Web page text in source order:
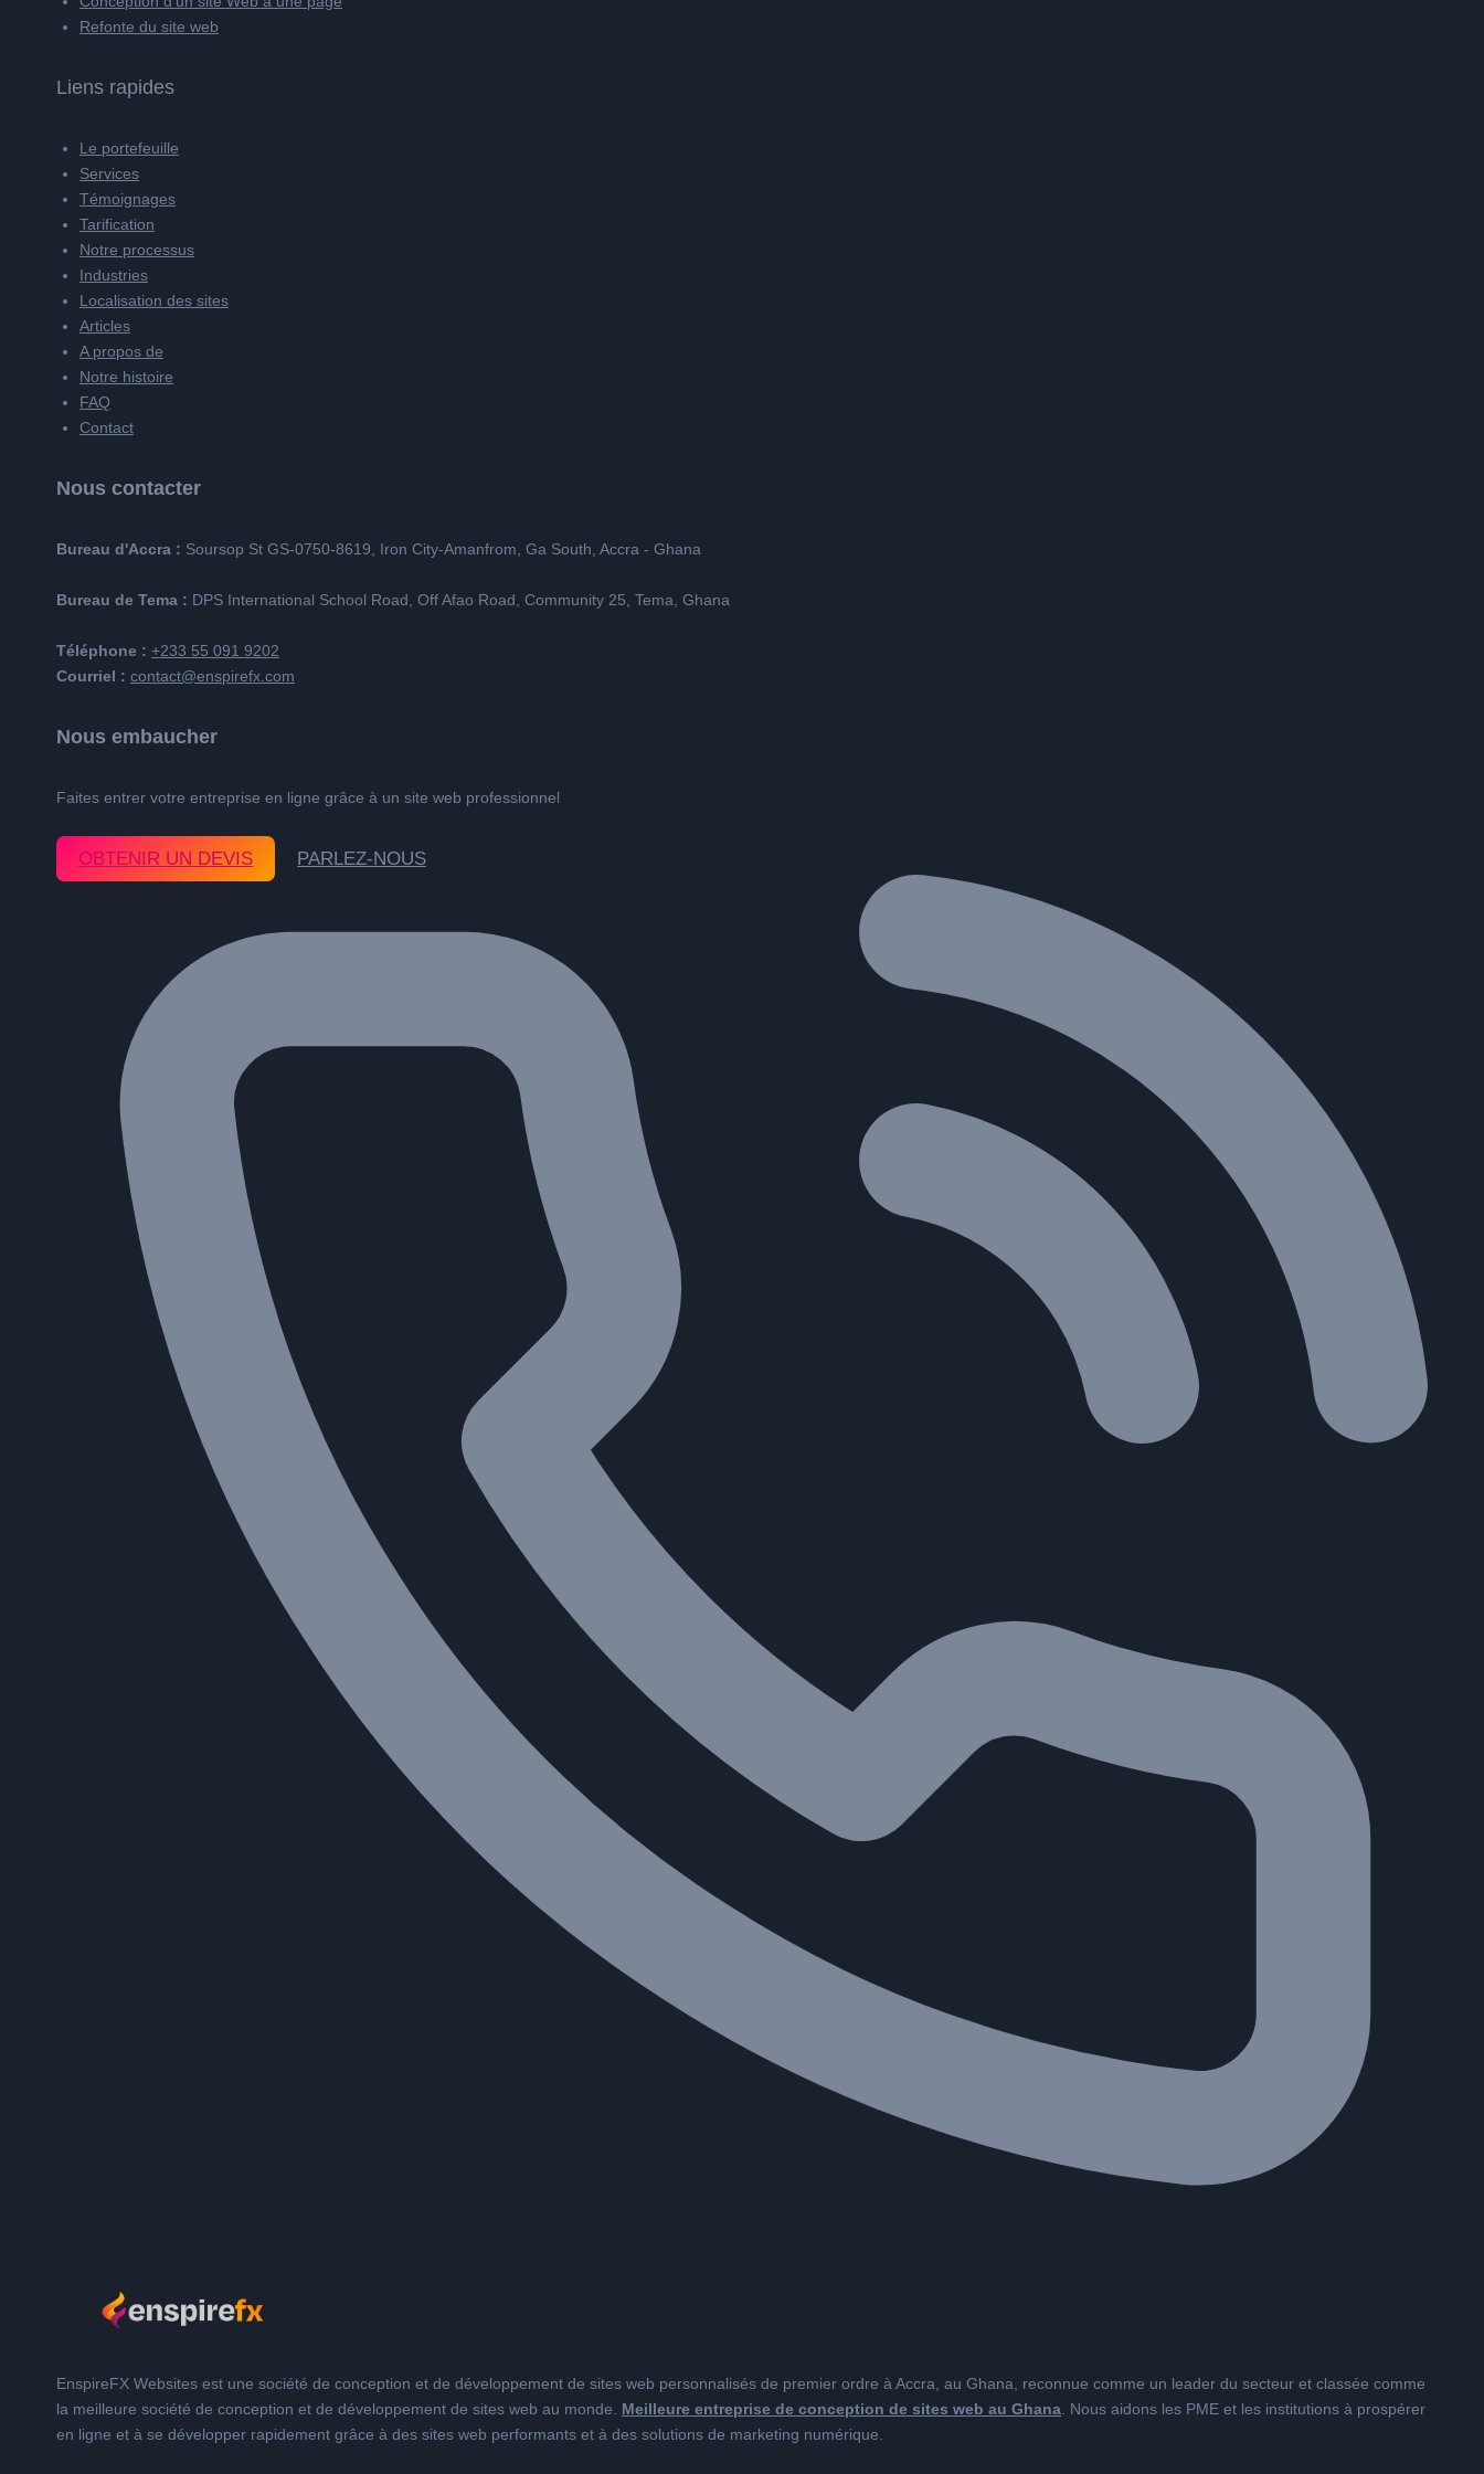
Refonte du site web
Liens rapides
Le portefeuille
Services
Témoignages
Tarification
Notre processus
Industries
Localisation des sites
Articles
A propos de
Notre histoire
FAQ
Contact
Nous contacter
Bureau d'Accra : Soursop St GS-0750-8619, Iron City-Amanfrom, Ga South, Accra - Ghana
Bureau de Tema : DPS International School Road, Off Afao Road, Community 25, Tema, Ghana
Téléphone : +233 55 091 9202
Courriel : contact@enspirefx.com
Nous embaucher
Faites entrer votre entreprise en ligne grâce à un site web professionnel
OBTENIR UN DEVIS PARLEZ-NOUS
EnspireFX Websites est une société de conception et de développement de sites web personnalisés de premier ordre à Accra, au Ghana, reconnue comme un leader du secteur et classée comme
la meilleure société de conception et de développement de sites web au monde. Meilleure entreprise de conception de sites web au Ghana. Nous aidons les PME et les institutions à prospérer
en ligne et à se développer rapidement grâce à des sites web performants et à des solutions de marketing numérique.